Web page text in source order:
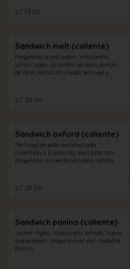
S/ 19.50
Sandwich melt (caliente)
Mayonesa, queso edam, mozzarella,
jamón inglés, pastrami de pavo, jamón
de pavo, lomito ahumado, lechuga y
S/ 25.00
Sandwich oxford (caliente)
Pechuga de pollo deshilachada
calentada a la plancha mezclada con
mayonesa, pimientos picados, cebolla,
S/ 25.00
Sandwich panino (caliente)
Jamón inglés, mozzarella, tomate, huevo,
queso edam, mayonesa en pan ciabatta
blanco.